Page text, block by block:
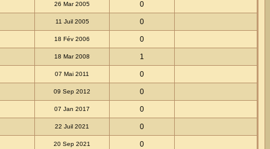
26 Mar 2005 0
11 Juil 2005 0
18 Fév 2006 0
18 Mar 2008 1
07 Mai 2011 0
09 Sep 2012 0
07 Jan 2017 0
22 Juil 2021 0
20 Sep 2021 0